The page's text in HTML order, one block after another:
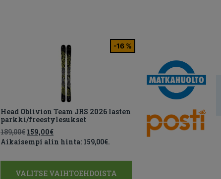
-16 %
Head Oblivion Team JRS 2026 lasten
parkki/freestylesukset
189,00€ 159,00€
Aikaisempi alin hinta: 159,00€.
VALITSE VAIHTOEHDOISTA